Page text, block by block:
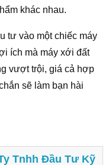
khác nhau.
tư vào một chiếc máy
ích mà máy xới đất
vượt trội, giá cả hợp
sẽ làm bạn hài
Tnhh Đầu Tư Kỹ